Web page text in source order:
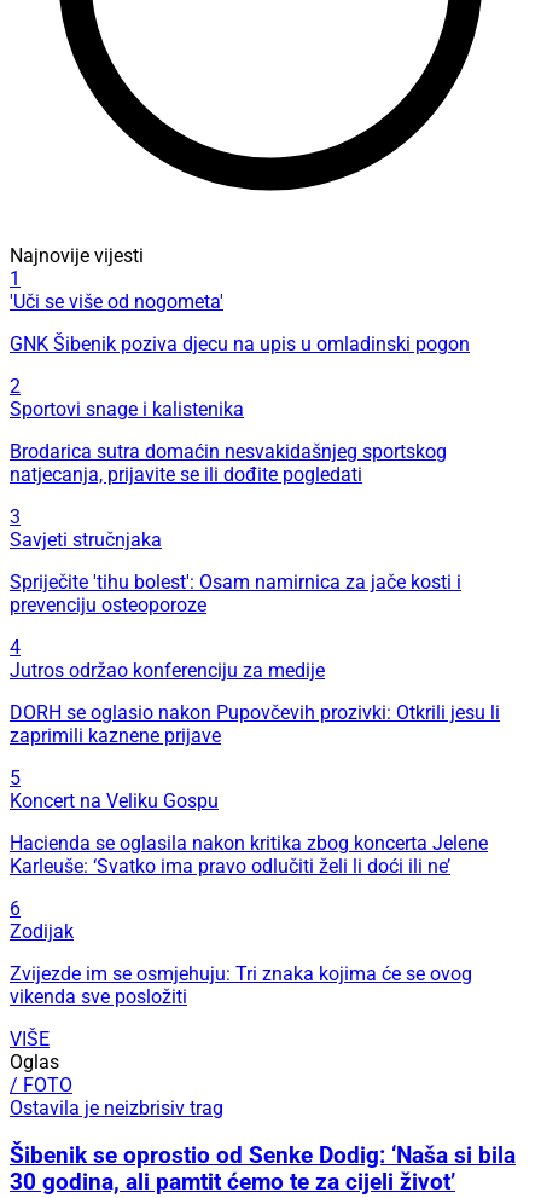
Najnovije vijesti
1
'Uči se više od nogometa'
GNK Šibenik poziva djecu na upis u omladinski pogon
2
Sportovi snage i kalistenika
Brodarica sutra domaćin nesvakidašnjeg sportskog
natjecanja, prijavite se ili dođite pogledati
3
Savjeti stručnjaka
Spriječite 'tihu bolest': Osam namirnica za jače kosti i
prevenciju osteoporoze
4
Jutros održao konferenciju za medije
DORH se oglasio nakon Pupovčevih prozivki: Otkrili jesu li
zaprimili kaznene prijave
5
Koncert na Veliku Gospu
Hacienda se oglasila nakon kritika zbog koncerta Jelene
Karleuše: ‘Svatko ima pravo odlučiti želi li doći ili ne’
6
Zodijak
Zvijezde im se osmjehuju: Tri znaka kojima će se ovog
vikenda sve posložiti
VIŠE
Oglas
/ FOTO
Ostavila je neizbrisiv trag
Šibenik se oprostio od Senke Dodig: ‘Naša si bila
30 godina, ali pamtit ćemo te za cijeli život’